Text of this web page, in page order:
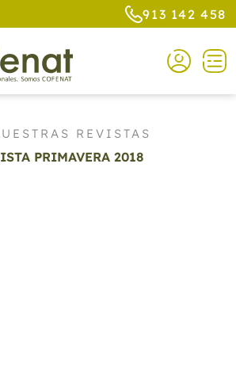
913 142 458
REVISTAS
PRIMAVERA 2018